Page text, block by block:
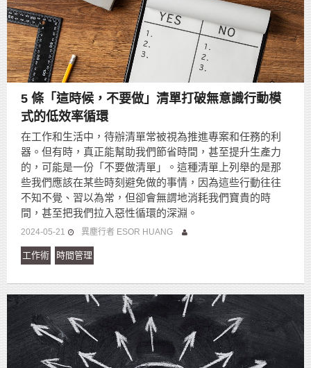
5 條「這時候，不要做」清單打破無意識行動模
式的低效率循環
在工作和生活中，待辦清單常被視為推進專案和任務的利
器。但有時，真正能幫助我們節省時間，甚至提升生產力
的，可能是一份「不要做清單」。這種清單上列舉的是那
些我們應該在某些時刻避免做的事情，因為這些行動往往
不知不覺、習以為常，但卻會無謂地消耗我們寶貴的時
間，甚至把我們拉入惡性循環的深淵。
2024-05-21 異塵行者 ESOR HUANG
工作術 時間管理